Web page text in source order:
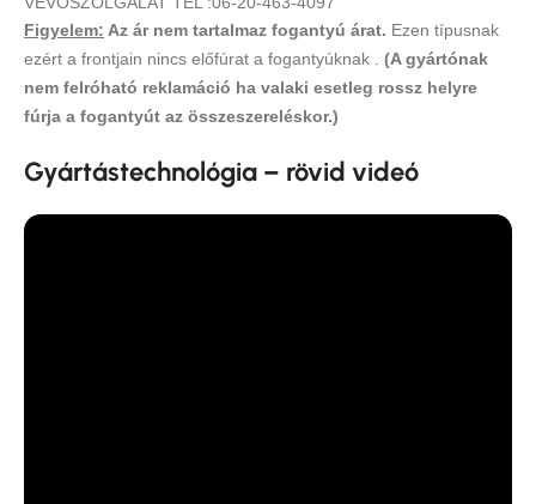
Figyelem: Az ár nem tartalmaz fogantyú árat. Ezen típusnak
ezért a frontjain nincs előfúrat a fogantyúknak . (A gyártónak
nem felróható reklamáció ha valaki esetleg rossz helyre
fúrja a fogantyút az összeszereléskor.)
Gyártástechnológia – rövid videó